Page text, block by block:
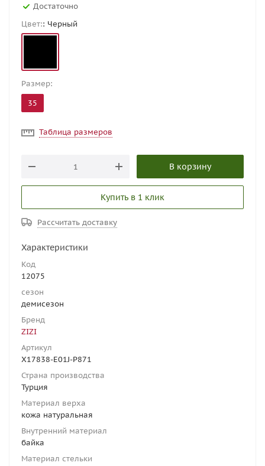
Достаточно
Цвет:: Черный
Размер:
35
Таблица размеров
В корзину
Купить в 1 клик
Рассчитать доставку
Характеристики
Код
12075
сезон
демисезон
Бренд
ZIZI
Артикул
X17838-E01J-P871
Страна производства
Турция
Материал верха
кожа натуральная
Внутренний материал
байка
Материал стельки